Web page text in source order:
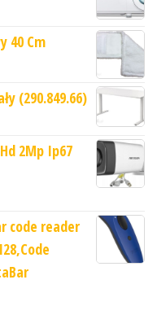
40 Cm
(290.849.66)
2Mp Ip67
code reader